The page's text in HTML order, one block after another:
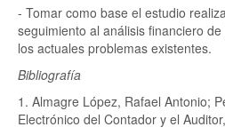
- Tomar como base el estudio
seguimiento al análisis financiero
los actuales problemas existentes.
Bibliografía
1. Almagre López, Rafael Antonio;
Electrónico del Contador y el